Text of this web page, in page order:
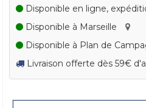
Disponible en ligne,
Disponible à Marseille
Disponible à Plan de
Livraison offerte dès 59€